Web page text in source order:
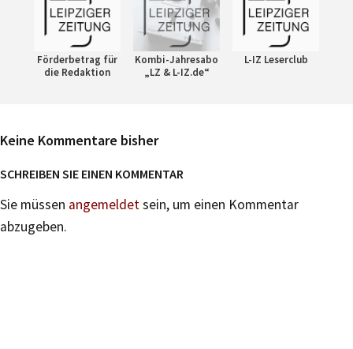
Förderbetrag für
die Redaktion
Kombi-Jahresabo
„LZ & L-IZ.de“
L-IZ Leserclub
Keine Kommentare bisher
SCHREIBEN SIE EINEN KOMMENTAR
Sie müssen angemeldetsein, um einen Kommentar
abzugeben.